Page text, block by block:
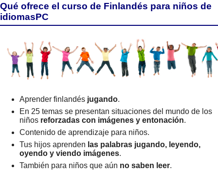
Qué ofrece el curso de Finlandés para niños de
idiomasPC
Aprender finlandés jugando.
En 25 temas se presentan situaciones del mundo de los
niños reforzadas con imágenes y entonación.
Contenido de aprendizaje para niños.
Tus hijos aprenden las palabras jugando, leyendo,
oyendo y viendo imágenes.
También para niños que aún no saben leer.